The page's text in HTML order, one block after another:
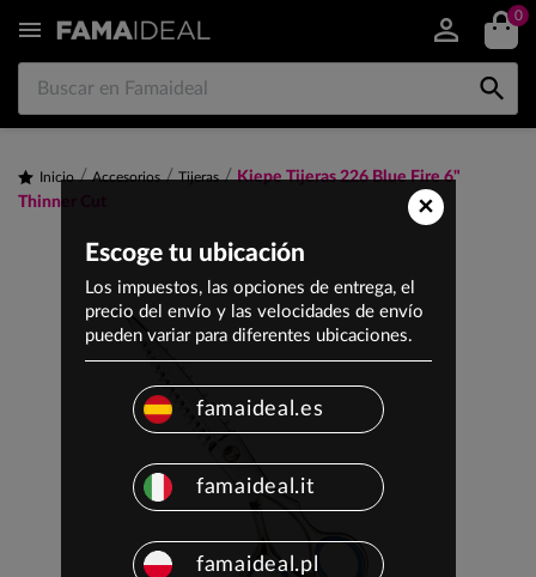
 0

Inicio Accesorios Tijeras
Kiepe Tijeras 226 Blue Fire 6"
Thinner Cut
×
Escoge tu ubicación
Los impuestos, las opciones de entrega, el
precio del envío y las velocidades de envío
pueden variar para diferentes ubicaciones.
famaideal.es
famaideal.it
famaideal.pl